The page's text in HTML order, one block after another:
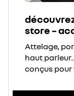
store –
Attelage,
haut
conçus pour